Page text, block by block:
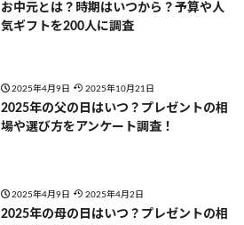
お中元とは？時期はいつから？予算や人
気ギフトを200人に調査
2025年4月9日 2025年10月21日
2025年の父の日はいつ？プレゼントの相
場や選び方をアンケート調査！
2025年4月9日 2025年4月2日
2025年の母の日はいつ？プレゼントの相